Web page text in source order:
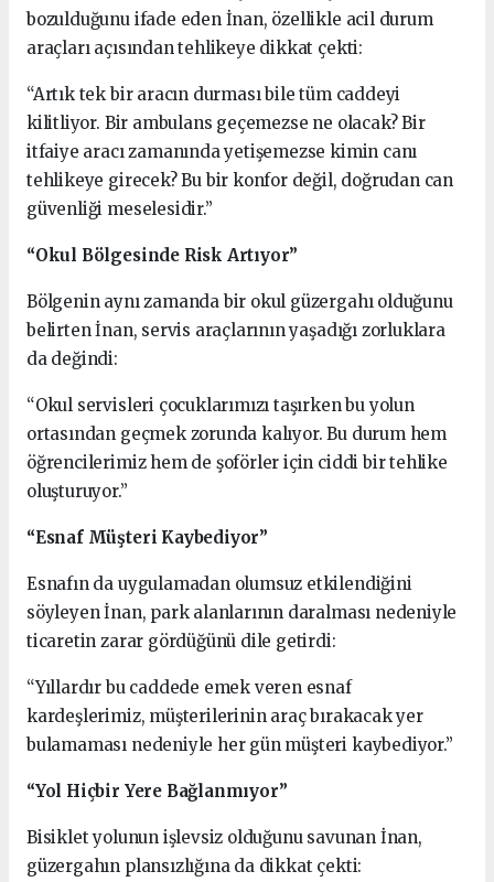
bozulduğunu ifade eden İnan, özellikle acil durum
araçları açısından tehlikeye dikkat çekti:
“Artık tek bir aracın durması bile tüm caddeyi
kilitliyor. Bir ambulans geçemezse ne olacak? Bir
itfaiye aracı zamanında yetişemezse kimin canı
tehlikeye girecek? Bu bir konfor değil, doğrudan can
güvenliği meselesidir.”
“Okul Bölgesinde Risk Artıyor”
Bölgenin aynı zamanda bir okul güzergahı olduğunu
belirten İnan, servis araçlarının yaşadığı zorluklara
da değindi:
“Okul servisleri çocuklarımızı taşırken bu yolun
ortasından geçmek zorunda kalıyor. Bu durum hem
öğrencilerimiz hem de şoförler için ciddi bir tehlike
oluşturuyor.”
“Esnaf Müşteri Kaybediyor”
Esnafın da uygulamadan olumsuz etkilendiğini
söyleyen İnan, park alanlarının daralması nedeniyle
ticaretin zarar gördüğünü dile getirdi:
“Yıllardır bu caddede emek veren esnaf
kardeşlerimiz, müşterilerinin araç bırakacak yer
bulamaması nedeniyle her gün müşteri kaybediyor.”
“Yol Hiçbir Yere Bağlanmıyor”
Bisiklet yolunun işlevsiz olduğunu savunan İnan,
güzergahın plansızlığına da dikkat çekti: